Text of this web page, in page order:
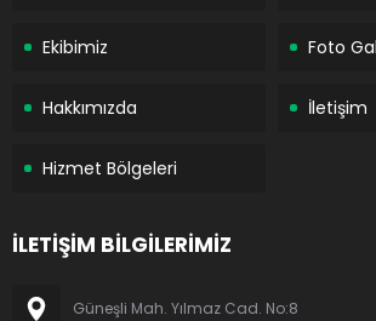
Ekibimiz Foto
Hakkımızda İletişim
Hizmet Bölgeleri
İLETİŞİM BİLGİLERİMİZ
Güneşli Mah. Yılmaz Cad. No:8